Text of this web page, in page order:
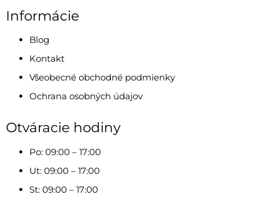
Informácie
Blog
Kontakt
Všeobecné obchodné podmienky
Ochrana osobných údajov
Otváracie hodiny
Po: 09:00 – 17:00
Ut: 09:00 – 17:00
St: 09:00 – 17:00